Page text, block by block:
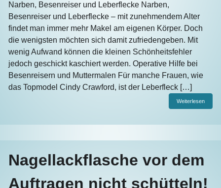
Narben, Besenreiser und Leberflecke Narben,
Besenreiser und Leberflecke – mit zunehmendem Alter
findet man immer mehr Makel am eigenen Körper. Doch
die wenigsten möchten sich damit zufriedengeben. Mit
wenig Aufwand können die kleinen Schönheitsfehler
jedoch geschickt kaschiert werden. Operative Hilfe bei
Besenreisern und Muttermalen Für manche Frauen, wie
das Topmodel Cindy Crawford, ist der Leberfleck […]
Weiterlesen
Nagellackflasche vor dem
Auftragen nicht schütteln!